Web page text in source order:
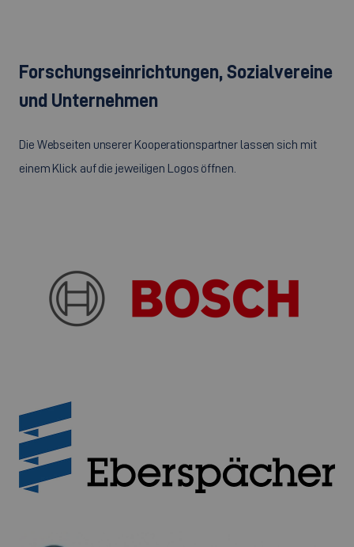
Forschungseinrichtungen, Sozialvereine
und Unternehmen
Die Webseiten unserer Kooperationspartner lassen sich mit
einem Klick auf die jeweiligen Logos öffnen.